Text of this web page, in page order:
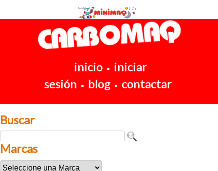
inicio • iniciar
sesión • blog • contactar
Buscar
Marcas